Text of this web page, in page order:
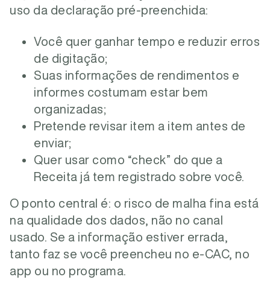
uso da declaração pré-preenchida:
Você quer ganhar tempo e reduzir erros
de digitação;
Suas informações de rendimentos e
informes costumam estar bem
organizadas;
Pretende revisar item a item antes de
enviar;
Quer usar como “check” do que a
Receita já tem registrado sobre você.
O ponto central é: o risco de malha fina está
na qualidade dos dados, não no canal
usado. Se a informação estiver errada,
tanto faz se você preencheu no e-CAC, no
app ou no programa.